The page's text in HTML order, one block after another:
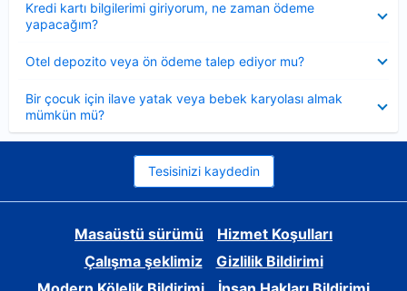
Kredi kartı bilgilerimi giriyorum, ne zaman ödeme
yapacağım?
Otel depozito veya ön ödeme talep ediyor mu?
Bir çocuk için ilave yatak veya bebek karyolası almak
mümkün mü?
Tesisinizi kaydedin
Masaüstü sürümü
Hizmet Koşulları
Çalışma şeklimiz
Gizlilik Bildirimi